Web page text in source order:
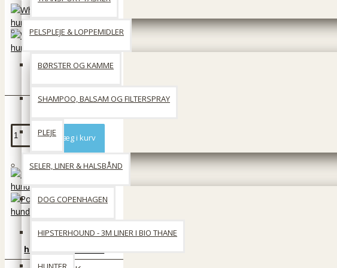
PELSPLEJE & LOPPEMIDLER
BØRSTER OG KAMME
SHAMPOO, BALSAM OG FILTERSPRAY
PLEJE
SELER, LINER & HALSBÅND
DOG COPENHAGEN
HIPSTERHOUND - 3M LINER I BIO THANE
Whesco Sorte
39 DKK
Læg i kurv
Poop droppie
hundepose holder